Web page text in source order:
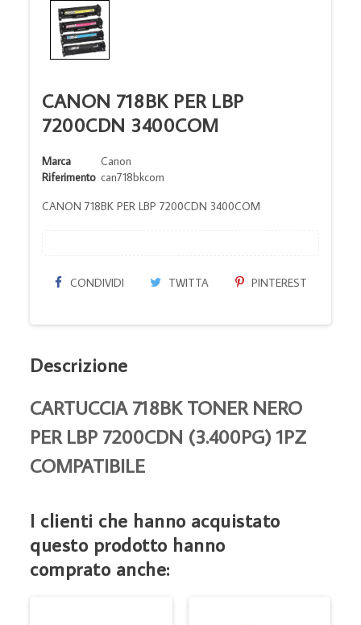
CANON 718BK PER LBP
7200CDN 3400COM
Marca
Canon
Riferimento can718bkcom
CANON 718BK PER LBP 7200CDN 3400COM
CONDIVIDI TWITTA PINTEREST
Descrizione
CARTUCCIA 718BK TONER NERO
PER LBP 7200CDN (3.400PG) 1PZ
COMPATIBILE
I clienti che hanno acquistato
questo prodotto hanno
comprato anche: